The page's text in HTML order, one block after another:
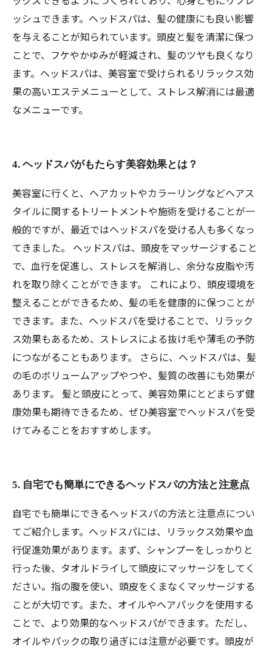
ッシュできます。ヘッドスパは、髪の健康にも良い影響
を与えることが知られています。頭皮と髪を清潔に保つ
ことで、フケやかゆみが軽減され、髪のツヤも良くなり
ます。ヘッドスパは、美容室で受けられるリラックス効
果の高いエステメニューとして、ストレス解消には最適
なメニューです。
4. ヘッドスパがもたらす美容効果とは？
美容室に行くと、ヘアカットやカラーリングなどヘアス
タイルに関するトリートメントや施術を受けることが一
般的ですが、最近ではヘッドスパを受ける人も多くなっ
てきました。 ヘッドスパは、頭皮をマッサージすること
で、血行を促進し、ストレスを解消し、余分な皮脂や汚
れを取り除くことができます。 これにより、頭皮環境を
整えることができるため、髪の毛を健康的に保つことが
できます。また、ヘッドスパを受けることで、リラック
ス効果もあるため、ストレスによる抜け毛や薄毛の予防
につながることもあります。 さらに、ヘッドスパは、髪
の毛のボリュームアップやつや、髪質の改善にも効果が
あります。 髪と頭皮にとって、美容効果にとどまらず健
康効果も期待できるため、ぜひ美容室でヘッドスパを受
けてみることをおすすめします。
5. 自宅でも簡単にできるヘッドスパの方法と注意点
自宅でも簡単にできるヘッドスパの方法と注意点につい
てご紹介します。ヘッドスパには、リラックス効果や血
行促進効果があります。まず、シャンプーをしっかりと
行った後、タオルドライして頭皮にマッサージをしてく
ださい。指の腹を使い、頭皮をくまなくマッサージする
ことが大切です。また、オイルやヘアパックを使用する
ことで、より効果的なヘッドスパができます。ただし、
オイルやパックの取り過ぎには注意が必要です。頭皮が